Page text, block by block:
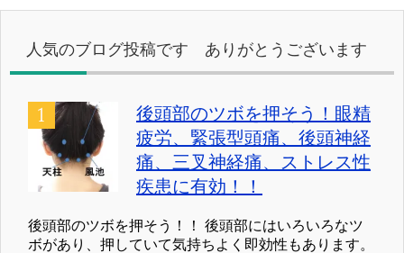
リ
人気のブログ投稿です ありがとうございます
後頭部のツボを押そう！眼精
疲労、緊張型頭痛、後頭神経
痛、三叉神経痛、ストレス性
疾患に有効！！
後頭部のツボを押そう！！ 後頭部にはいろいろなツ
ボがあり、押していて気持ちよく即効性もあります。